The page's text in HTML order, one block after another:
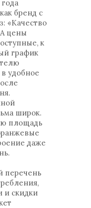
бренд с
«Качество
цены
к
график
удобное
широк.
площадь
даже
перечень
и скидки